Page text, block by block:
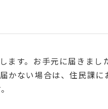
ます。お手元に届きまし
かない場合は、住民課に